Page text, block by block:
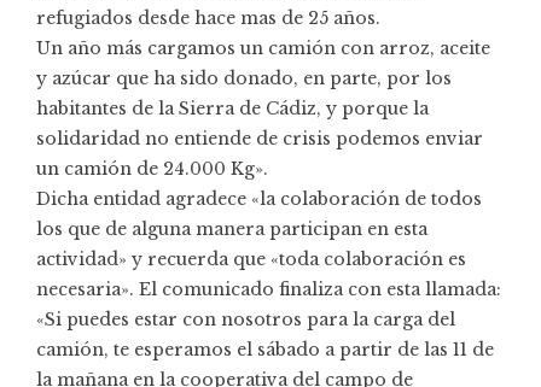
refugiados desde hace mas de 25 años.
Un año más cargamos un camión con arroz, aceite
y azúcar que ha sido donado, en parte, por los
habitantes de la Sierra de Cádiz, y porque la
solidaridad no entiende de crisis podemos enviar
un camión de 24.000 Kg».
Dicha entidad agradece «la colaboración de todos
los que de alguna manera participan en esta
actividad» y recuerda que «toda colaboración es
necesaria». El comunicado finaliza con esta llamada:
«Si puedes estar con nosotros para la carga del
camión, te esperamos el sábado a partir de las 11 de
la mañana en la cooperativa del campo de